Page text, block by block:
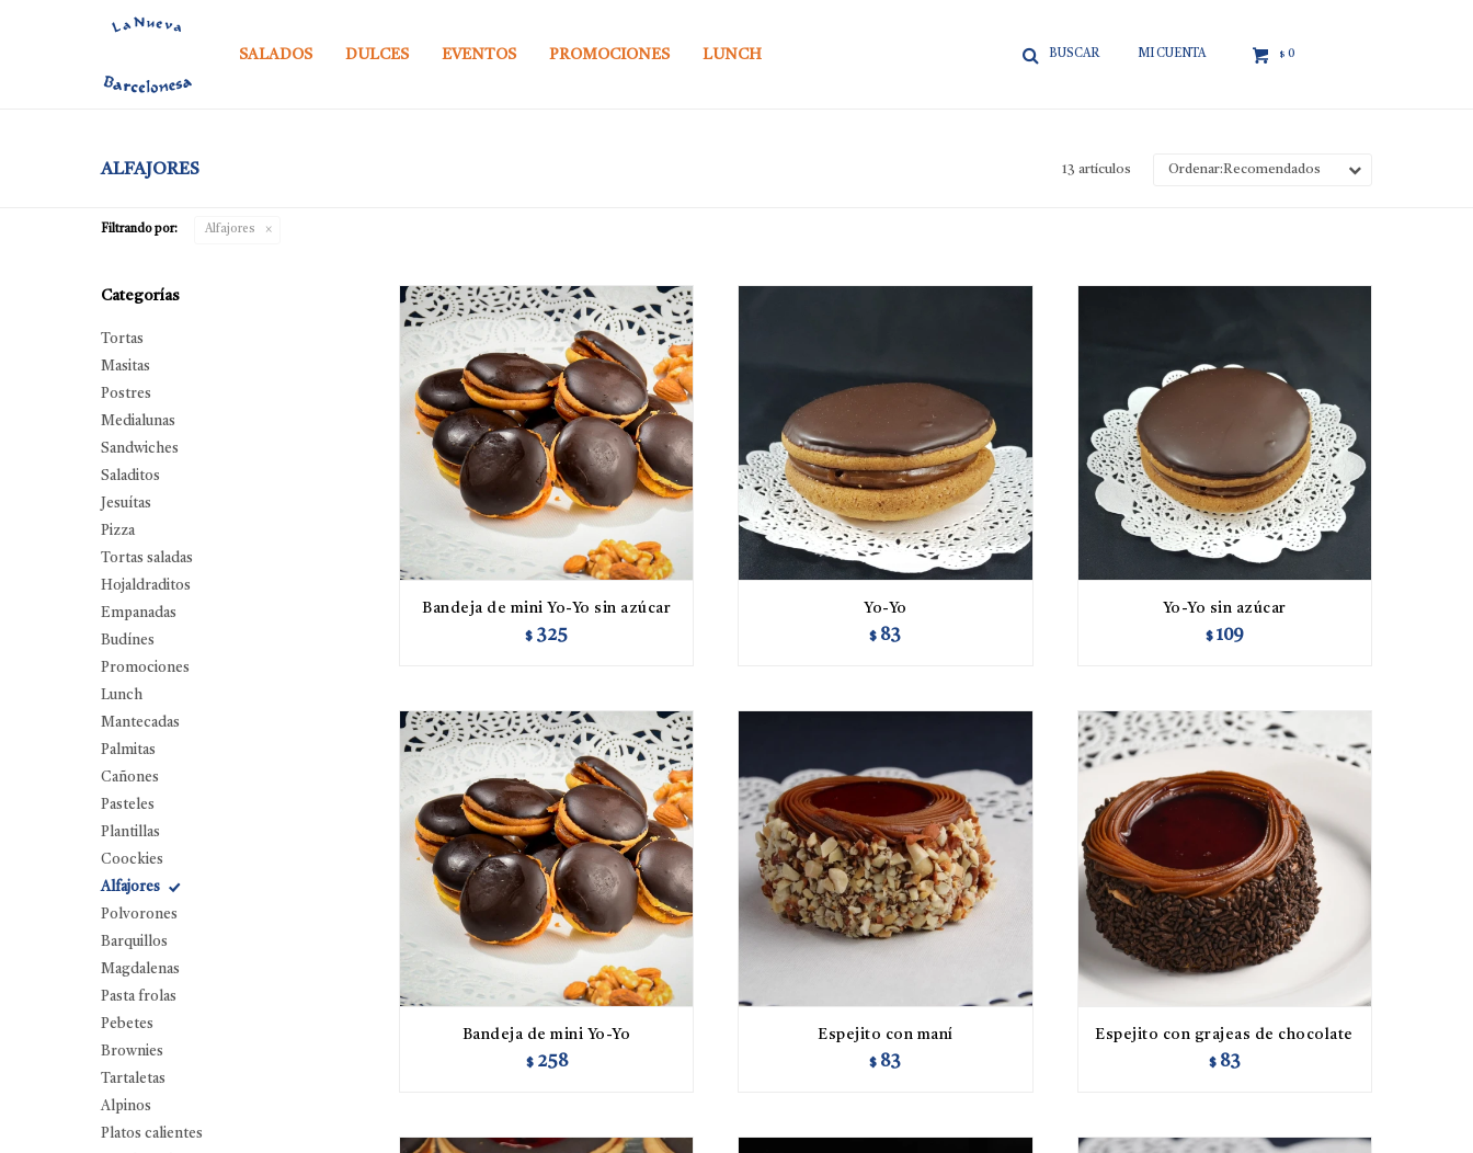
SALADOS DULCES EVENTOS PROMOCIONES LUNCH $ 0
ALFAJORES 13 artículos Recomendados
Filtrando por: Alfajores
Bandeja de mini Yo-Yo sin azúcar
$ 325
Yo-Yo
$ 83
Yo-Yo sin azúcar
$ 109
Bandeja de mini Yo-Yo
$ 258
Espejito con maní
$ 83
Espejito con grajeas de chocolate
$ 83
Categorías
Tortas
Masitas
Postres
Medialunas
Sandwiches
Saladitos
Jesuítas
Pizza
Tortas saladas
Hojaldraditos
Empanadas
Budínes
Promociones
Lunch
Mantecadas
Palmitas
Cañones
Pasteles
Plantillas
Coockies
Alfajores
Polvorones
Barquillos
Magdalenas
Pasta frolas
Pebetes
Brownies
Tartaletas
Alpinos
Platos calientes